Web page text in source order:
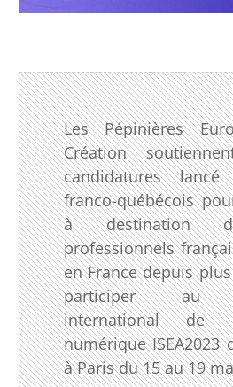
Les Pépinières
Création
candidatures
franco-québécois
à destination
professionnels
en France depuis
participer au
international de
numérique ISEA2023
à Paris du 15 au 19